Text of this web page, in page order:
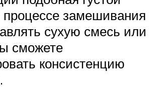
процессе замешивания
сухую смесь или
сможете
консистенцию